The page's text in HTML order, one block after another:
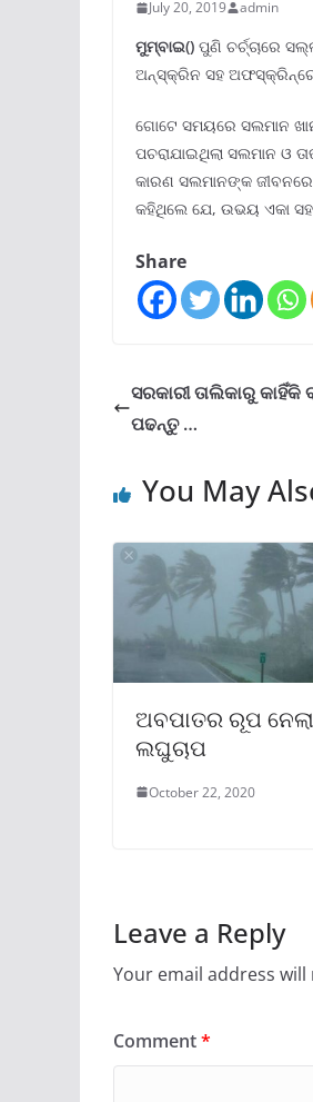
July 20, 2019 admin
ମୁମ୍ବାଇ() ପୁଣି ଚର୍ଚ୍ଚାରେ
ଅନ୍ସ୍କ୍ରିନ ସହ
ଗୋଟେ ସମୟରେ ସଲମାନ
ପଚରାଯାଇଥିଲା ସଲମାନ ଓ
କାରଣ ସଲମାନଙ୍କ
କହିଥିଲେ ଯେ, ଉଭୟ ଏକା
Share
ସରକାରୀ ତାଲିକାରୁ
ପଢନ୍ତୁ …
You May
ଅବପାତର ରୂପ ନେଲା
ଲଘୁଚାପ
October 22, 2020
Leave a Reply
Your email address
Comment*